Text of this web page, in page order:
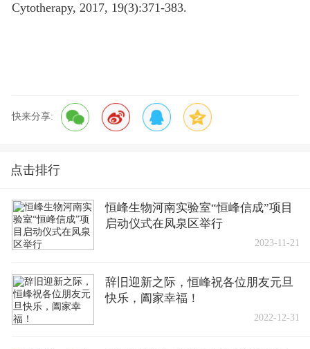
Cytotherapy, 2017, 19(3):371-383.
快来分享:
点击排行
恒峰生物河南实验室“恒峰信成”项目
启动仪式在凤泉区举行
2023-11-21
辞旧迎新之际，恒峰祝各位朋友元旦
快乐，阖家幸福！
2022-12-31